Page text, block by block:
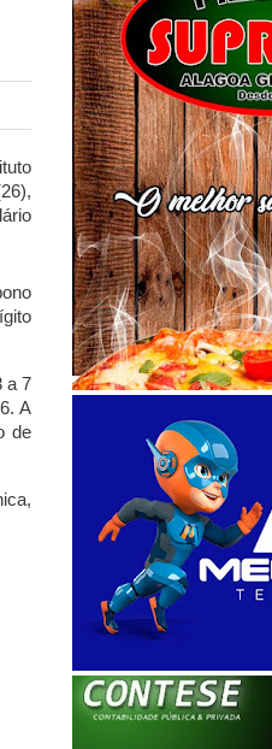
a 7
A
de